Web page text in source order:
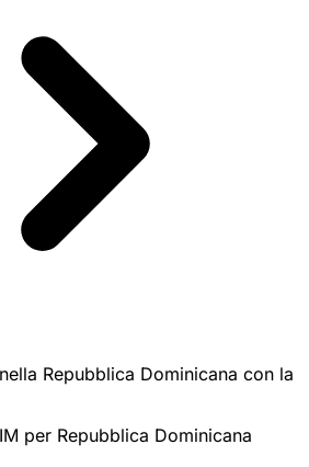
Repubblica Dominicana con la
per Repubblica Dominicana